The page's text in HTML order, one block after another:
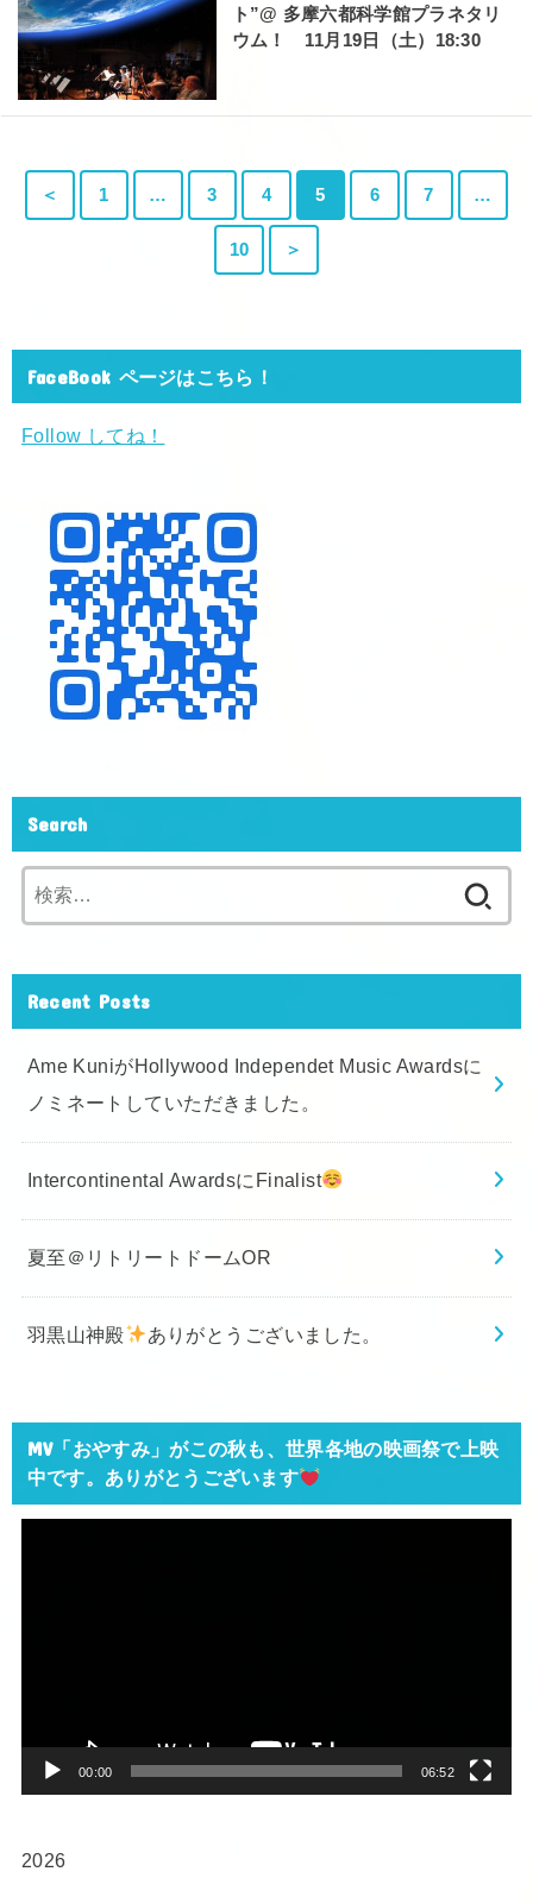
ト”@ 多摩六都科学館プラネタリ
ウム！ 11月19日（土）18:30
＜ 1 … 3 4 5 6 7 …
10 ＞
FaceBook ページはこちら！
Follow してね！
Search
索:
Recent Posts
Ame KuniがHollywood Independet Music Awardsに
ノミネートしていただきました。
Intercontinental AwardsにFinalist
夏至＠リトリートドームOR
羽黒山神殿 ありがとうございました。
MV「おやすみ」がこの秋も、世界各地の映画祭で上映
中です。ありがとうございます
00:00 06:52
2026